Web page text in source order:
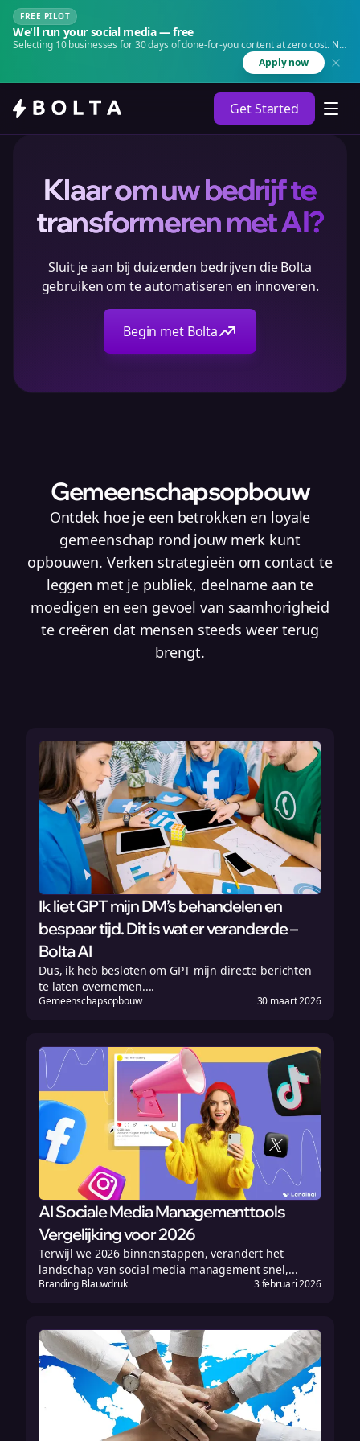
FREE PILOT
We'll run your social media — free
Selecting 10 businesses for 30 days of done-for-you content at zero cost. No
Apply now
Get Started
Klaar om uw bedrijf te
transformeren met AI?
Sluit je aan bij duizenden bedrijven die Bolta
gebruiken om te automatiseren en innoveren.
Begin met Bolta
Gemeenschapsopbouw
Ontdek hoe je een betrokken en loyale
gemeenschap rond jouw merk kunt
opbouwen. Verken strategieën om contact te
leggen met je publiek, deelname aan te
moedigen en een gevoel van saamhorigheid
te creëren dat mensen steeds weer terug
brengt.
Ik liet GPT mijn DM’s behandelen en
bespaar tijd. Dit is wat er veranderde –
Bolta AI
Dus, ik heb besloten om GPT mijn directe berichten
te laten overnemen....
Gemeenschapsopbouw 30 maart 2026
AI Sociale Media Managementtools
Vergelijking voor 2026
Terwijl we 2026 binnenstappen, verandert het
landschap van social media management snel,...
Branding Blauwdruk 3 februari 2026